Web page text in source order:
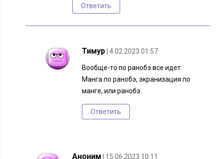
Ответить
Тимур | 4.02.2023 01:57
Вообще-то по ранобэ все идет.
Манга по ранобэ, экранизация по
манге, или ранобэ.
Ответить
Аноним | 15.06.2023 10:11